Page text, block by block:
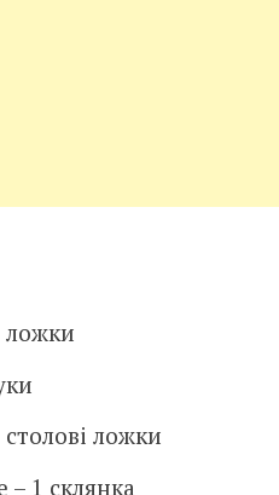
ложки
ложки
1 склянка